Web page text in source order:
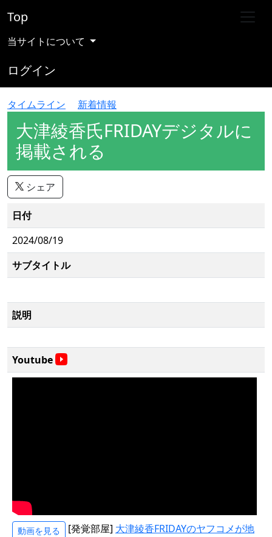
Top
当サイトについて
ログイン
タイムライン 新着情報
大津綾香氏FRIDAYデジタルに
掲載される
シェア
日付
2024/08/19
サブタイトル
説明
Youtube
動画を見る [発覚部屋] 大津綾香FRIDAYのヤフコメが地